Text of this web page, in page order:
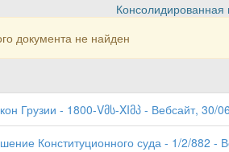
документа не найден
Грузии - 1800-Vმს-XIმპ - Вебсайт, 30/
Конституционного суда - 1/2/882 -